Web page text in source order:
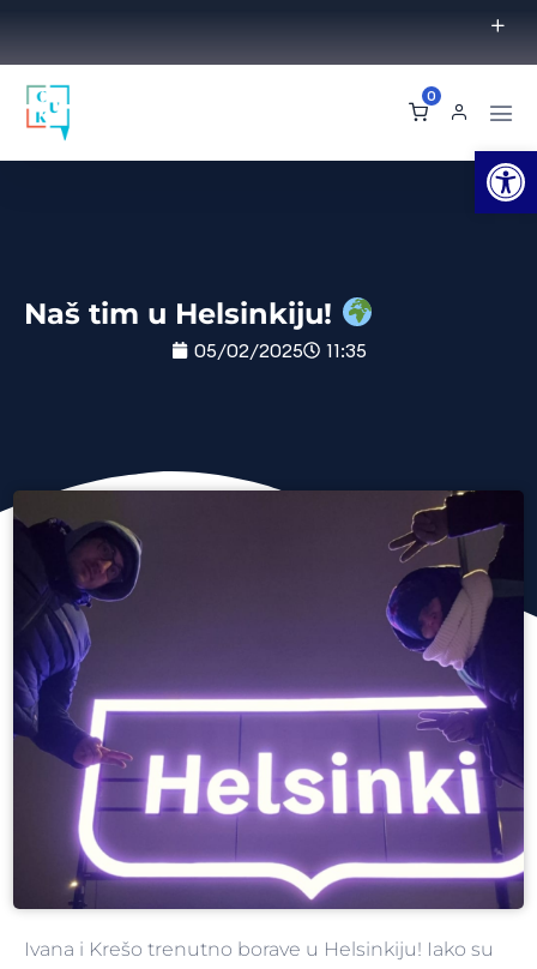
0
Naš tim u Helsinkiju!
05/02/2025 11:35
Ivana i Krešo trenutno borave u Helsinkiju! Iako su